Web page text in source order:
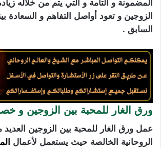
المضمونة و التامة و التي يتم من خلاله
الزوجين و تعود أواصل التفاهم و السعادة
السابق .
ورق الغار للمحبة بين الزوجين و
عمل ورق الغار للمحبة بين الزوجين العديد
الروحانية الخالصة حيث يستعمل لأعمال